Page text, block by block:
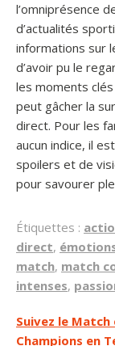
l’omniprésence
d’actualités
informations sur
d’avoir pu le
les moments
peut gâcher la
direct. Pour les
aucun indice, il
spoilers et de
pour savourer
Étiquettes :
direct,
match, match
intenses,
Navigation
Suivez le Match
Champions en